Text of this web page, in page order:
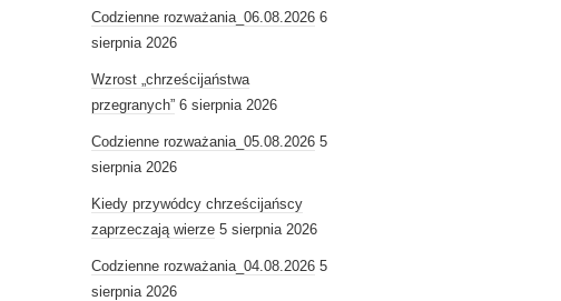
Codzienne rozważania_06.08.2026 6
sierpnia 2026
Wzrost „chrześcijaństwa
przegranych” 6 sierpnia 2026
Codzienne rozważania_05.08.2026 5
sierpnia 2026
Kiedy przywódcy chrześcijańscy
zaprzeczają wierze 5 sierpnia 2026
Codzienne rozważania_04.08.2026 5
sierpnia 2026